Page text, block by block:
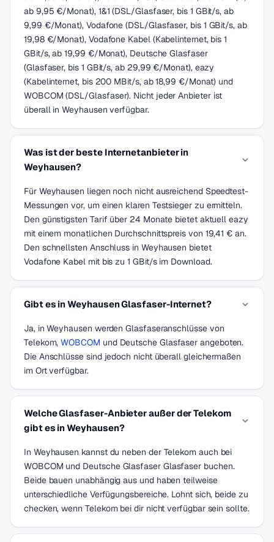
ab 9,95 €/Monat), 1&1 (DSL/Glasfaser, bis 1 GBit/s, ab
9,99 €/Monat), Vodafone (DSL/Glasfaser, bis 1 GBit/s, ab
19,98 €/Monat), Vodafone Kabel (Kabelinternet, bis 1
GBit/s, ab 19,99 €/Monat), Deutsche Glasfaser
(Glasfaser, bis 1 GBit/s, ab 29,99 €/Monat), eazy
(Kabelinternet, bis 200 MBit/s, ab 18,99 €/Monat) und
WOBCOM (DSL/Glasfaser). Nicht jeder Anbieter ist
überall in Weyhausen verfügbar.
Was ist der beste Internetanbieter in
Weyhausen?
Für Weyhausen liegen noch nicht ausreichend Speedtest-
Messungen vor, um einen klaren Testsieger zu ermitteln.
Den günstigsten Tarif über 24 Monate bietet aktuell eazy
mit einem monatlichen Durchschnittspreis von 19,41 € an.
Den schnellsten Anschluss in Weyhausen bietet
Vodafone Kabel mit bis zu 1 GBit/s im Download.
Gibt es in Weyhausen Glasfaser-Internet?
Ja, in Weyhausen werden Glasfaseranschlüsse von
Telekom,WOBCOM und Deutsche Glasfaser angeboten.
Die Anschlüsse sind jedoch nicht überall gleichermaßen
im Ort verfügbar.
Welche Glasfaser-Anbieter außer der Telekom
gibt es in Weyhausen?
In Weyhausen kannst du neben der Telekom auch bei
WOBCOM und Deutsche Glasfaser Glasfaser buchen.
Beide bauen unabhängig aus und haben teilweise
unterschiedliche Verfügungsbereiche. Lohnt sich, beide zu
checken, wenn Telekom bei dir nicht verfügbar sein sollte.